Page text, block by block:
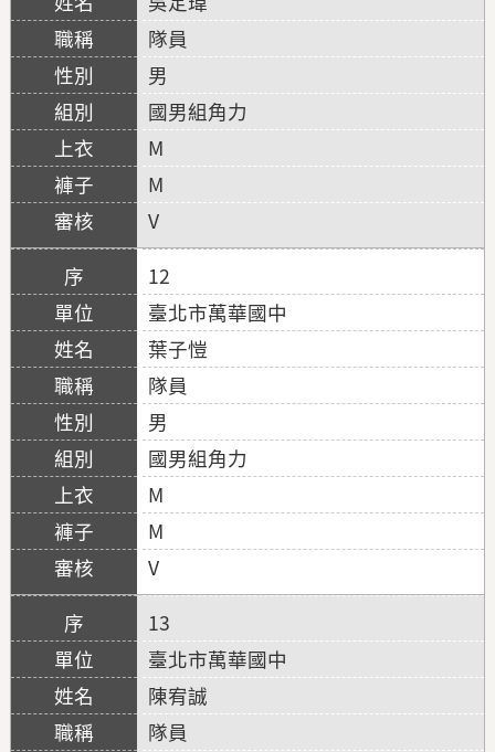
隊員
男
國男組角力
M
M
V
12
臺北市萬華國中
葉子愷
隊員
男
國男組角力
M
M
V
13
臺北市萬華國中
陳宥誠
隊員